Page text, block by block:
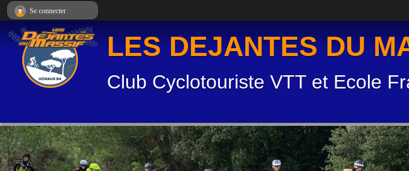
LES DEJANTES DU
Club Cyclotouriste VTT et Ecole
Se connecter
Panneau de gestion des cookies